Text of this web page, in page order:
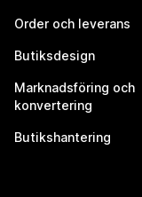
Order och leverans
Butiksdesign
Marknadsföring och
konvertering
Butikshantering